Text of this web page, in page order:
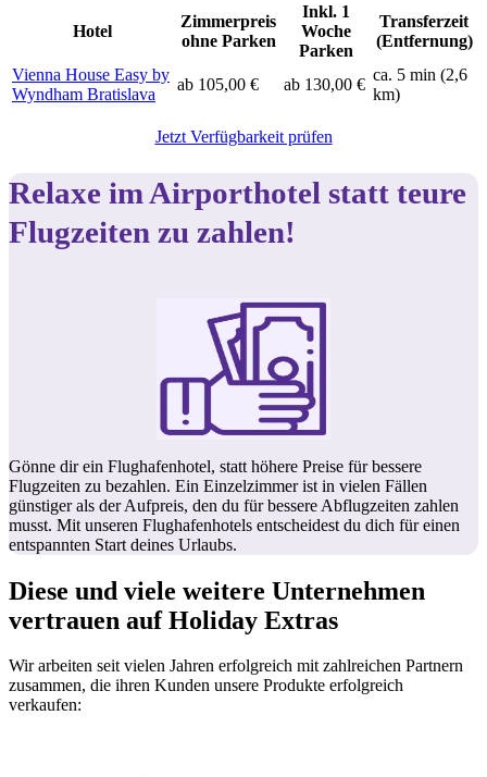
Hotel
Zimmerpreis
ohne Parken
Inkl. 1
Woche
Parken
Transferzeit
(Entfernung)
Vienna House Easy by
Wyndham Bratislava
ab 105,00 € ab 130,00 €
ca. 5 min (2,6
km)
Jetzt Verfügbarkeit prüfen
Relaxe im Airporthotel statt teure
Flugzeiten zu zahlen!
Gönne dir ein Flughafenhotel, statt höhere Preise für bessere
Flugzeiten zu bezahlen. Ein Einzelzimmer ist in vielen Fällen
günstiger als der Aufpreis, den du für bessere Abflugzeiten zahlen
musst. Mit unseren Flughafenhotels entscheidest du dich für einen
entspannten Start deines Urlaubs.
Diese und viele weitere Unternehmen
vertrauen auf Holiday Extras
Wir arbeiten seit vielen Jahren erfolgreich mit zahlreichen Partnern
zusammen, die ihren Kunden unsere Produkte erfolgreich
verkaufen: